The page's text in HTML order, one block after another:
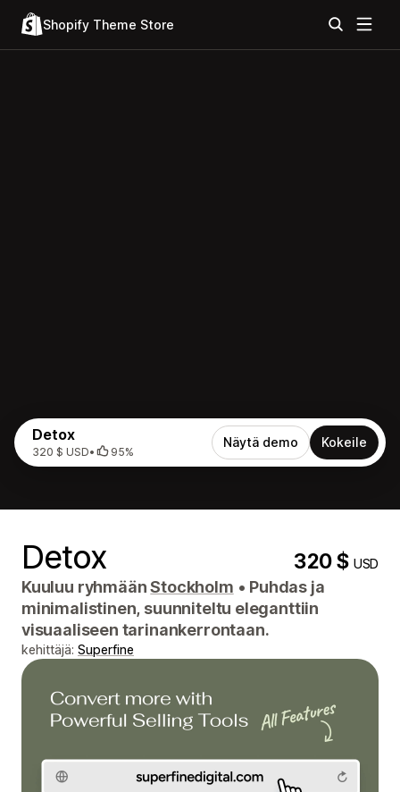
Shopify Theme Store
Detox
320 $ USD• 95%
Näytä demo Kokeile
Detox 320 $USD
Kuuluu ryhmäänStockholm • Puhdas ja
minimalistinen, suunniteltu eleganttiin
visuaaliseen tarinankerrontaan.
kehittäjä: Superfine